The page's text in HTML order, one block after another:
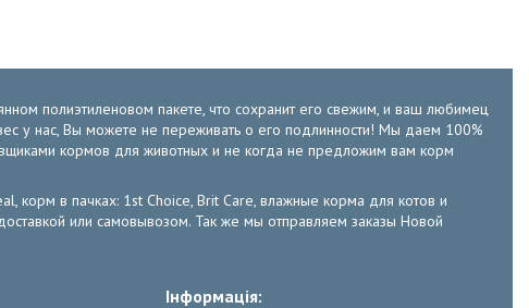
полиэтиленовом пакете, что сохранит его свежим, и ваш любимец
у нас, Вы можете не переживать о его подлинности! Мы даем 100%
кормов для животных и не когда не предложим вам корм
корм в пачках: 1st Choice, Brit Care, влажные корма для котов и
или самовывозом. Так же мы отправляем заказы Новой
Інформація: